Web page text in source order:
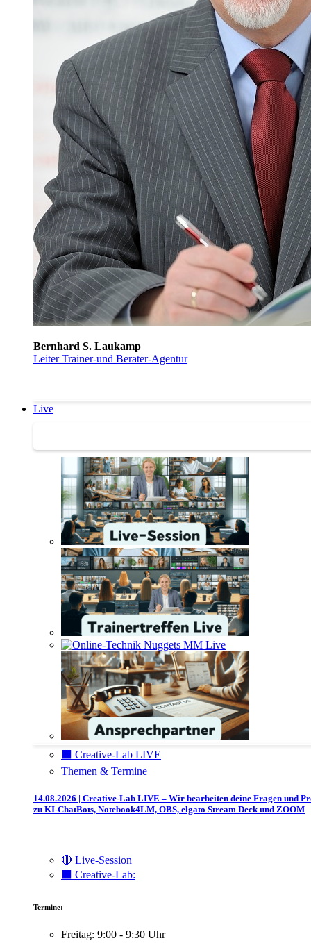
Bernhard S. Laukamp
Leiter Trainer-und Berater-Agentur
Live
⬛️ Creative-Lab LIVE
Themen & Termine
14.08.2026 | Creative-Lab LIVE – Wir bearbeiten deine Fragen und
zu KI-ChatBots, Notebook4LM, OBS, elgato Stream Deck und ZOOM
🔴 Live-Session
⬛️ Creative-Lab:
Termine:
Freitag: 9:00 - 9:30 Uhr